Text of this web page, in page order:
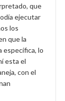
que
ejecutar
los
que la
específica, lo
esta el
con el